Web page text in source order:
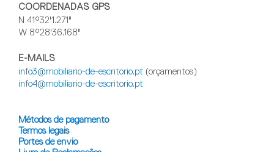
COORDENADAS GPS
N 41°32'1.271"
W 8°28'36.168"
E-MAILS
info3@mobiliario-de-escritorio.pt (orçamentos)
info4@mobiliario-de-escritorio.pt
Métodos de pagamento
Termos legais
Portes de envio